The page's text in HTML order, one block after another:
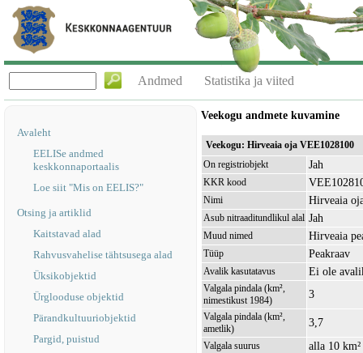
Andmed Statistika ja viited
Avaleht
EELISe andmed
keskkonnaportaalis
Loe siit "Mis on EELIS?"
Otsing ja artiklid
Kaitstavad alad
Rahvusvahelise tähtsusega alad
Üksikobjektid
Ürglooduse objektid
Pärandkultuuriobjektid
Pargid, puistud
Veekogu andmete kuvamine
Veekogu: Hirveaia oja VEE1028100
On registriobjekt
Jah
KKR kood
Nimi Hirveaia
Asub nitraaditundlikul alal Jah
Muud nimed Hirveaia
Tüüp Peakraav
Avalik kasutatavus Ei ole
Valgala pindala (km²,
nimestikust 1984)
3
Valgala pindala (km²,
ametlik)
3,7
Valgala suurus alla 10 km²